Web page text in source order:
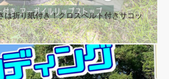
は折り紙付き！クロスベルト付きサコッ